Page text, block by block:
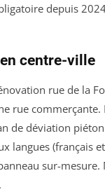
depuis
centre-ville
rue de la
rue commerçante.
de déviation
langues (français
sur-mesure.